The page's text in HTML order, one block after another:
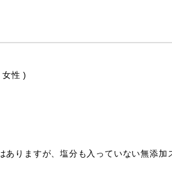
性 )
ありますが、塩分も入っていない無添